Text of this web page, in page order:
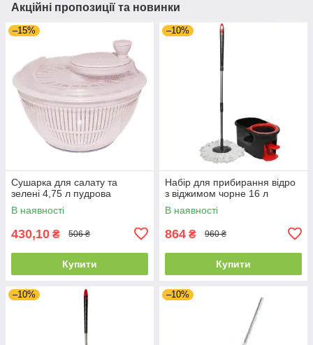
Акційні пропозиції та новинки
–15%
Сушарка для салату та
зелені 4,75 л пудрова
В наявності
430,10 ₴ 506 ₴
Купити
–10%
Набір для прибирання відро
з віджимом чорне 16 л
В наявності
864 ₴ 960 ₴
Купити
–10% –10%